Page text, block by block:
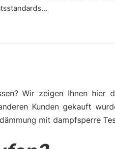
Wir zeigen Ihnen hier
Kunden gekauft
mit dampfsperre